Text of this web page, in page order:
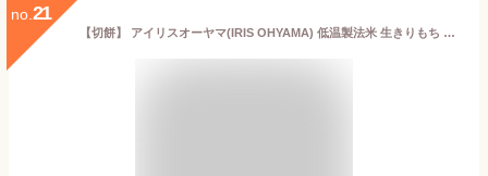
no. 21
【切餅】 アイリスオーヤマ(IRIS OHYAMA) 低温製法米 生きりもち 切り餅 個包装 国産 1.8kg